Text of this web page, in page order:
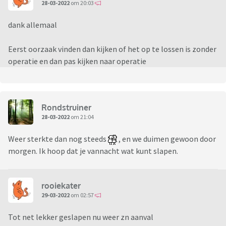
28-03-2022 om 20:03
dank allemaal
Eerst oorzaak vinden dan kijken of het op te lossen is zonder
operatie en dan pas kijken naar operatie
Rondstruiner
28-03-2022 om 21:04
Weer sterkte dan nog steeds
, en we duimen gewoon door
morgen. Ik hoop dat je vannacht wat kunt slapen.
rooiekater
29-03-2022 om 02:57
Tot net lekker geslapen nu weer zn aanval